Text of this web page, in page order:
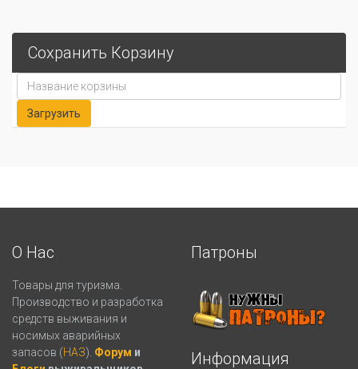
Сохранить Корзину
О Нас
Товары для туризма.
Производство и разработка
средств выживания и
носимых аварийных
запасов (НАЗ). Форум и
Патроны
Информация